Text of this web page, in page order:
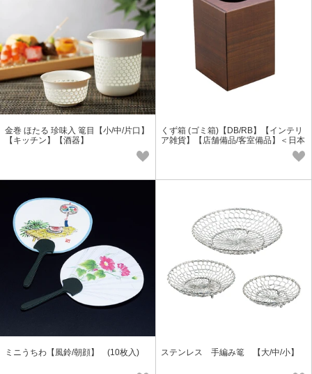
金巻 ほたる 珍味入 篭目【小/中/片口】
【キッチン】【酒器】
くず箱 (ゴミ箱)【DB/RB】【インテリ
ア雑貨】【店舗備品/客室備品】＜日本
ミニうちわ【風鈴/朝顔】 (10枚入) ステンレス 手編み篭 【大/中/小】